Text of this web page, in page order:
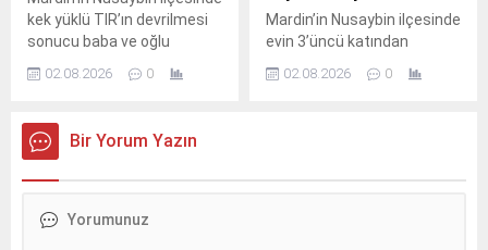
sıçradı. İhbar üzerine
bölgeye sevk edilen itfaiye
ekipleri, yangını çevreye
yayılmadan...
bariyerlere çarpıp
devrildi.Kazada araç içinde
mahsur kalan...
kek yüklü TIR’ın devrilmesi
sonucu baba ve oğlu
saatlerinde Nusaybin
Mahallesi mevkisindeki
uluslararası İpekyolu’nda
plakalı kek yüklü TIR,
02.08.2026 0
Mardin’in Nusaybin ilçesinde
evin 3’üncü katından
yaşındaki genç yaşamını
02.08.2026 0
Bir Yorum Yazın